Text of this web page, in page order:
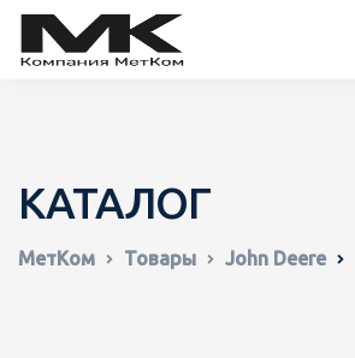
КАТАЛОГ
МетКом Товары John Deere